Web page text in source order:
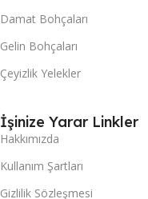
Damat Bohçaları
Gelin Bohçaları
Çeyizlik Yelekler
İşinize Yarar Linkler
Hakkımızda
Kullanım Şartları
Gizlilik Sözleşmesi